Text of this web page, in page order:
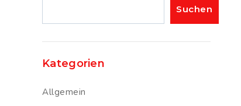
Suchen
Kategorien
Allgemein